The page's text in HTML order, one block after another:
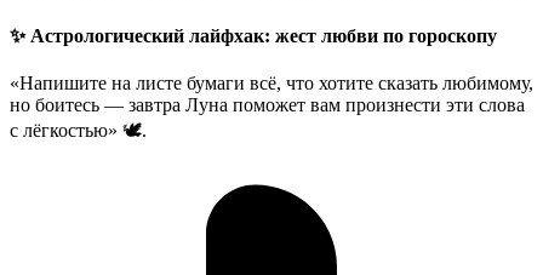
✨ Астрологический лайфхак: жест любви по гороскопу
«Напишите на листе бумаги всё, что хотите сказать любимому,
но боитесь — завтра Луна поможет вам произнести эти слова
с лёгкостью» 🕊️.